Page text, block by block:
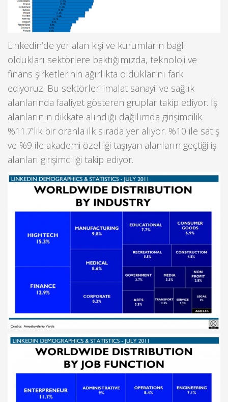
Linkedin’de yer alan kişi ve kurumların bağlı
oldukları sektörlere baktığımızda, teknoloji ve
finans şirketlerinin ağırlıkta olduklarını fark
ediyoruz. Bu sektörleri imalat sanayii ve sağlık
alanlarında faaliyet gösteren gruplar takip ediyor. İş
alanlarının dikkate alındığı dağılımda girişimcilik
%11.7’lik bir oranla ilk sırada yer alıyor. %10 ile satış
ve %9 ile akademi özelliği taşıyan alanların geçtiği iş
alanları girişimciliği takip ediyor.